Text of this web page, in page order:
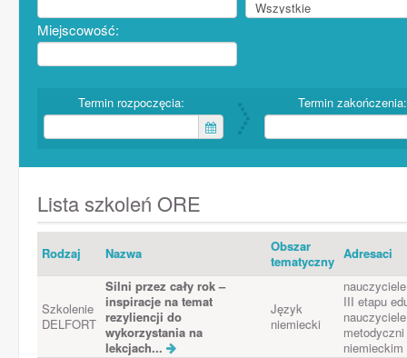
Miejscowość:
Termin rozpoczęcia: Termin zakończenia:
Lista szkoleń ORE
Rodzaj Nazwa
Obszar
tematyczny Adresaci
Szkolenie
DELFORT
Silni przez cały rok –
inspiracje na temat
rezyliencji do
wykorzystania na
lekcjach...
Język
niemiecki
III etapu
niemieckim